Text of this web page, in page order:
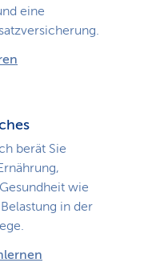
eine
berät Sie
wie
in der